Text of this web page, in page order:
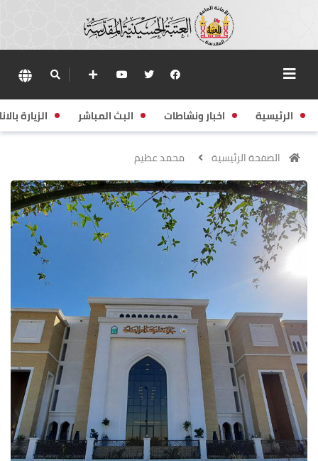
الرئيسية اخبار ونشاطات البث المباشر الزيارة
الصفحة الرئيسية محمد عظيم